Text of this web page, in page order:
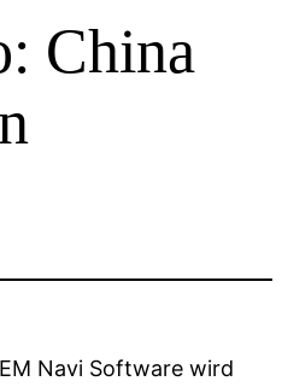
China
Navi Software wird